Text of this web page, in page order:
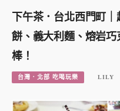
下午茶．台北西門町
餅、義大利麵、熔岩
棒！
台灣．北部 吃喝玩樂 LILY